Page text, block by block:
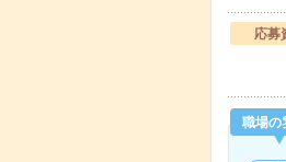
応募
職場の